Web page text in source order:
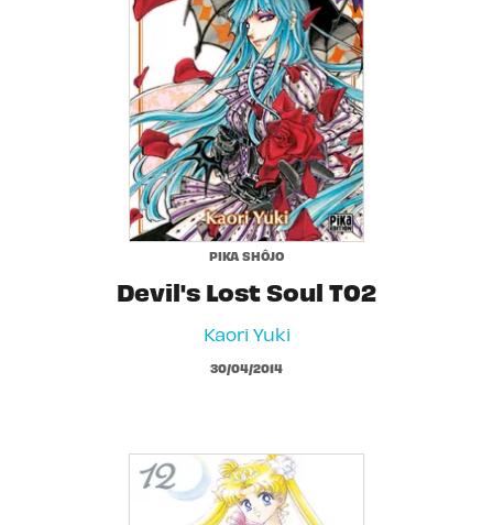
PIKA SHÔJO
Devil's Lost Soul T02
Kaori Yuki
30/04/2014